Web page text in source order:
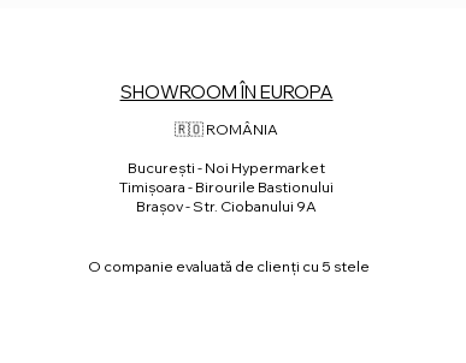
SHOWROOM ÎN EUROPA
🇷🇴 ROMÂNIA
⁠București - Noi Hypermarket
Timișoara - Birourile Bastionului
Brașov - Str. Ciobanului 9A
O companie evaluată de clienți cu 5 stele